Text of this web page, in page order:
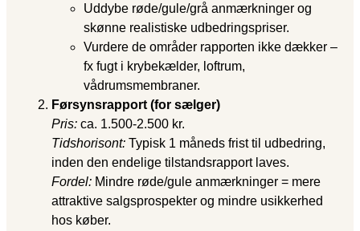
Uddybe røde/gule/grå anmærkninger og
skønne realistiske udbedringspriser.
Vurdere de områder rapporten ikke dækker –
fx fugt i krybekælder, loftrum,
vådrumsmembraner.
Førsynsrapport (for sælger)
Pris: ca. 1.500-2.500 kr.
Tidshorisont: Typisk 1 måneds frist til udbedring,
inden den endelige tilstandsrapport laves.
Fordel: Mindre røde/gule anmærkninger = mere
attraktive salgsprospekter og mindre usikkerhed
hos køber.